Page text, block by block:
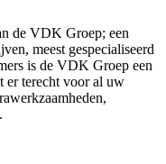
de VDK Groep; een
meest gespecialiseerd
is de VDK Groep een
er terecht voor al uw